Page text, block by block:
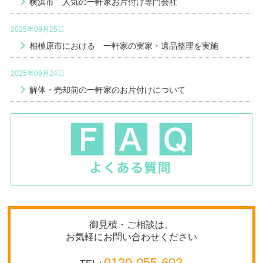
2025年09月25日
相模原市における 一軒家の実家・遺品整理を実施
2025年09月24日
解体・売却前の一軒家のお片付けについて
御見積・ご相談は、
お気軽にお問い合わせください